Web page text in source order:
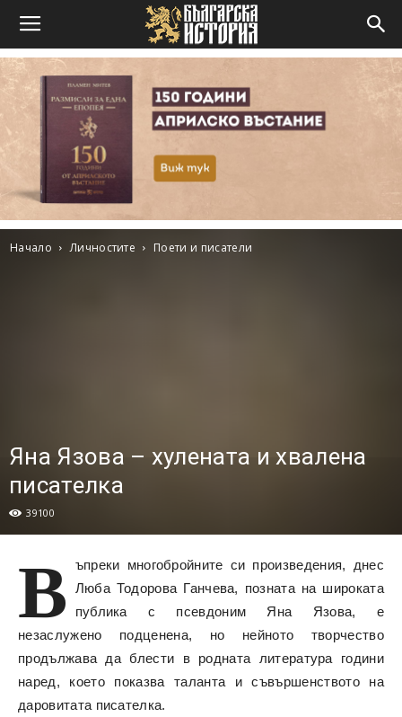
Начало Личностите Поети и писатели
Яна Язова – хулената и хвалена
писателка
39100
В
ъпреки многобройните си произведения, днес
Люба Тодорова Ганчева, позната на широката
публика с псевдоним Яна Язова, е
незаслужено подценена, но нейното творчество
продължава да блести в родната литература години
наред, което показва таланта и съвършенството на
даровитата писателка.